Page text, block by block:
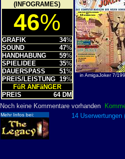
(INFOGRAMES)
46%
GRAFIK 34%
SOUND
47%
HANDHABUNG
59%
SPIELIDEE
35%
DAUERSPASS
51%
PREIS/LEISTUNG19%
FüR ANFäNGER
PREIS
64 DM
in AmigaJoker 7/
Noch keine Kommentare vorhanden
Mehr Infos bei: 14 Userwertungen